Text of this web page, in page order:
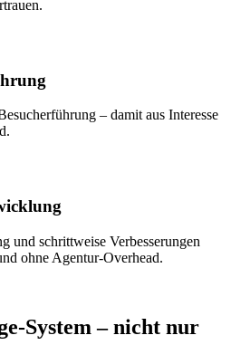
– damit aus Interesse
und schrittweise Verbesserungen
ohne Agentur-Overhead.
System – nicht nur